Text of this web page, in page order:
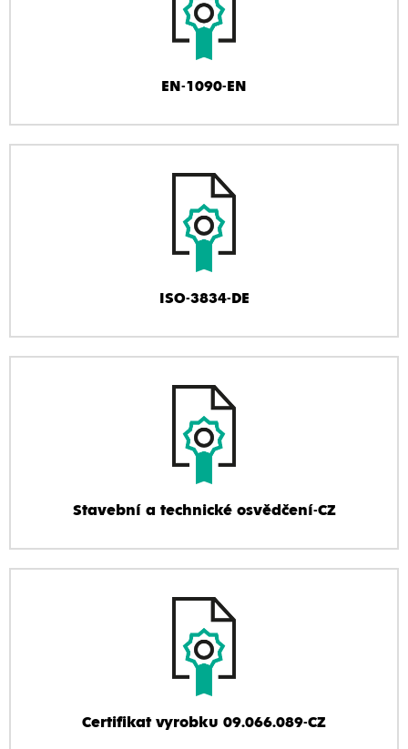
EN-1090-EN
ISO-3834-DE
Stavební a technické osvědčení-CZ
Certifikat vyrobku 09.066.089-CZ